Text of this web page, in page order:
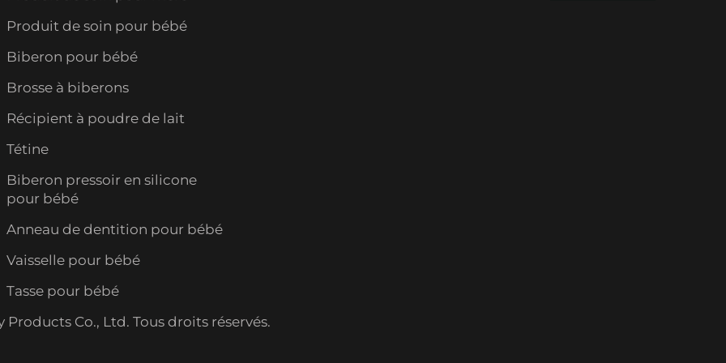
Produit de soin pour bébé
Biberon pour bébé
Brosse à biberons
Récipient à poudre de lait
Tétine
Biberon pressoir en silicone
pour bébé
Anneau de dentition pour bébé
Vaisselle pour bébé
Tasse pour bébé
Co., Ltd. Tous droits réservés.